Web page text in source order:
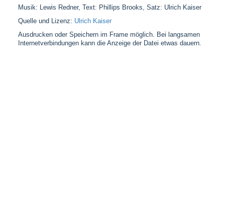
Musik: Lewis Redner, Text: Phillips Brooks, Satz: Ulrich Kaiser
Quelle und Lizenz: Ulrich Kaiser
Ausdrucken oder Speichern im Frame möglich. Bei langsamen
Internetverbindungen kann die Anzeige der Datei etwas dauern.